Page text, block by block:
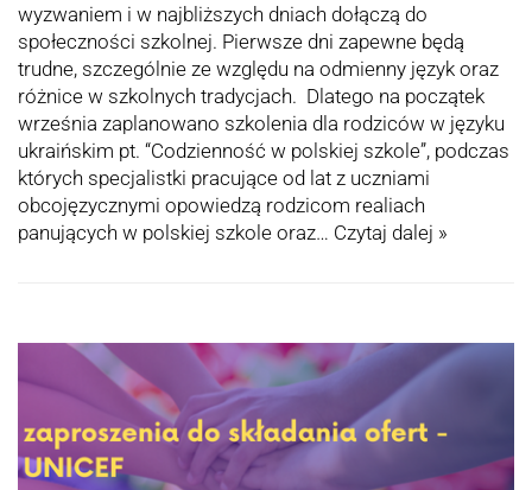
wyzwaniem i w najbliższych dniach dołączą do
społeczności szkolnej. Pierwsze dni zapewne będą
trudne, szczególnie ze względu na odmienny język oraz
różnice w szkolnych tradycjach. Dlatego na początek
września zaplanowano szkolenia dla rodziców w języku
ukraińskim pt. “Codzienność w polskiej szkole”, podczas
których specjalistki pracujące od lat z uczniami
obcojęzycznymi opowiedzą rodzicom realiach
panujących w polskiej szkole oraz… Czytaj dalej »